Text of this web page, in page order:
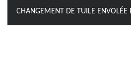
CHANGEMENT DE TUILE ENVOLÉE